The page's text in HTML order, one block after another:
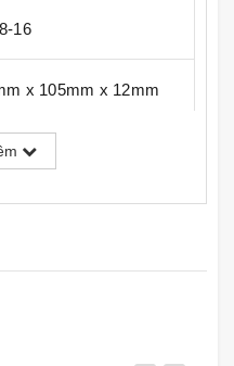
16
x 105mm x 12mm
2,043 m2/hộp
công nghệ của Đức, Sản